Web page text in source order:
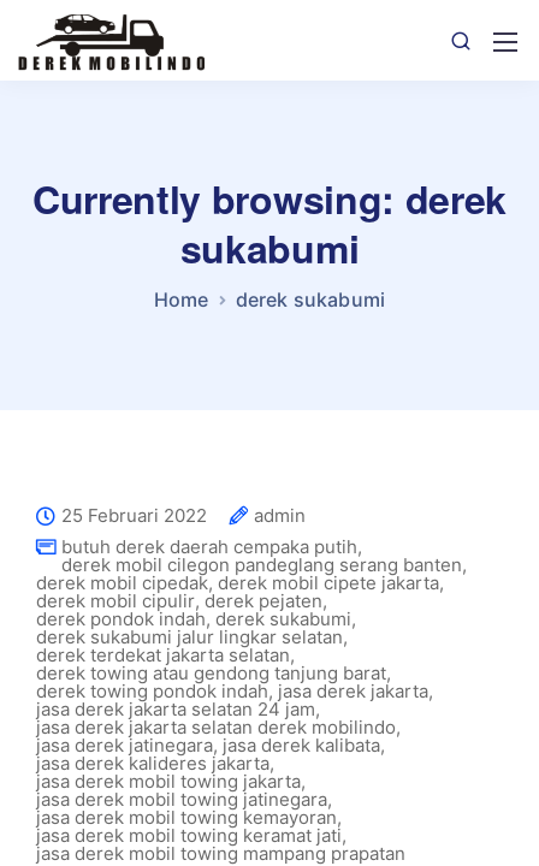
Currently browsing: derek
sukabumi
Home derek sukabumi
25 Februari 2022
admin
butuh derek daerah cempaka putih,
derek mobil cilegon pandeglang serang banten,
derek mobil cipedak, derek mobil cipete jakarta,
derek mobil cipulir, derek pejaten,
derek pondok indah, derek sukabumi,
derek sukabumi jalur lingkar selatan,
derek terdekat jakarta selatan,
derek towing atau gendong tanjung barat,
derek towing pondok indah, jasa derek jakarta,
jasa derek jakarta selatan 24 jam,
jasa derek jakarta selatan derek mobilindo,
jasa derek jatinegara, jasa derek kalibata,
jasa derek kalideres jakarta,
jasa derek mobil towing jakarta,
jasa derek mobil towing jatinegara,
jasa derek mobil towing kemayoran,
jasa derek mobil towing keramat jati,
jasa derek mobil towing mampang prapatan